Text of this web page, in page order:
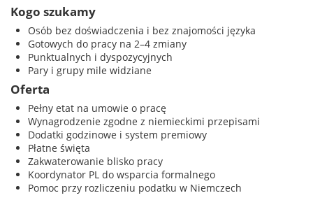
Kogo szukamy
Osób bez doświadczenia i bez znajomości języka
Gotowych do pracy na 2–4 zmiany
Punktualnych i dyspozycyjnych
Pary i grupy mile widziane
Oferta
Pełny etat na umowie o pracę
Wynagrodzenie zgodne z niemieckimi przepisami
Dodatki godzinowe i system premiowy
Płatne święta
Zakwaterowanie blisko pracy
Koordynator PL do wsparcia formalnego
Pomoc przy rozliczeniu podatku w Niemczech